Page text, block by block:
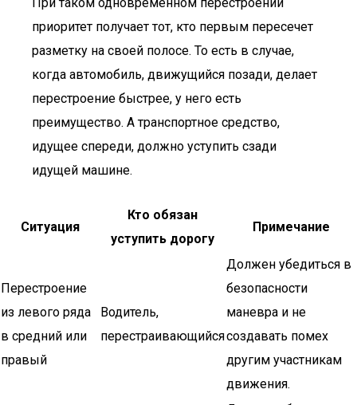
приоритет получает тот, кто первым пересечет
разметку на своей полосе. То есть в случае,
когда автомобиль, движущийся позади, делает
перестроение быстрее, у него есть
преимущество. А транспортное средство,
идущее спереди, должно уступить сзади
идущей машине.
Ситуация
Кто обязан
уступить дорогу
Примечание
Перестроение
из левого ряда
в средний или
правый
Водитель,
перестраивающийся
Должен убедиться в
безопасности
маневра и не
создавать помех
другим участникам
движения.